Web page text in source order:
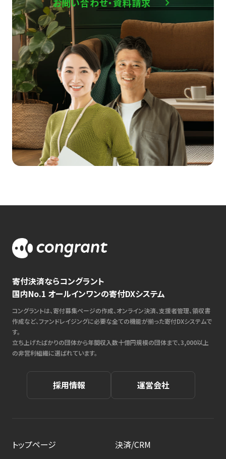
寄付決済ならコングラント
国内No.1 オールインワンの寄付DXシステム
コングラントは、寄付募集ページの作成、オンライン決済、支援者管理、領収書
作成など、ファンドレイジングに必要な全ての機能が揃った寄付DXシステムで
す。
立ち上げたばかりの団体から年間収入数十億円規模の団体まで、3,000以上
の非営利組織に選ばれています。
採用情報 運営会社
トップページ
決済/CRM